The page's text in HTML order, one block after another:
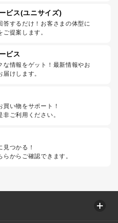
ビス(ユニサイズ)
答するだけ！お客さまの体型に
提案します。
ビス
な情報をゲット！最新情報やお
けします。
い物をサポート！
ご利用ください。
見つかる！
からご確認できます。